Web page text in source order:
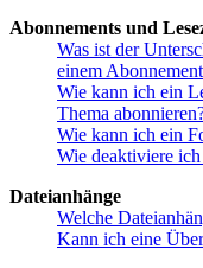
Abonnements und
Was ist der
einem
Wie kann ich ein
Thema
Wie kann ich ein
Wie deaktiviere
Dateianhänge
Welche
Kann ich eine